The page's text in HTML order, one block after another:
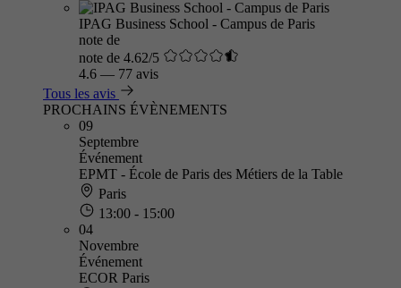
IPAG Business School - Campus de Paris
note de
note de 4.62/5
4.6 — 77 avis
Tous les avis
PROCHAINS ÉVÈNEMENTS
09
Septembre
Événement
EPMT - École de Paris des Métiers de la Table
Paris
13:00 - 15:00
04
Novembre
Événement
ECOR Paris